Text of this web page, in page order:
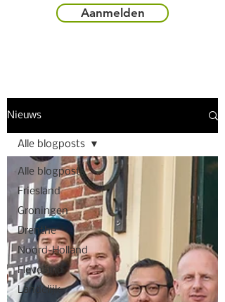
Aanmelden
Nieuws
Alle blogposts
Friesland
Groningen
Drenthe
Noord-Holland
Flevoland
Landelijk
Alle blogposts